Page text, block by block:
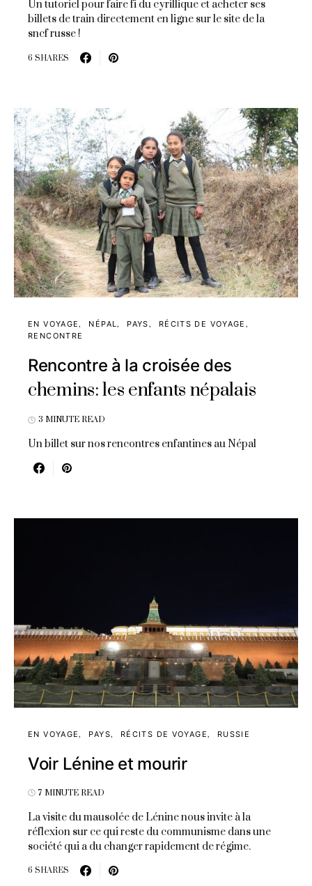
Un tutoriel pour faire fi du cyrillique et acheter ses
billets de train directement en ligne sur le site de la
sncf russe !
6 SHARES
EN VOYAGE NÉPAL PAYS
RÉCITS DE VOYAGE
RENCONTRE
Rencontre à la croisée des
chemins: les enfants népalais
3 MINUTE READ
Un billet sur nos rencontres enfantines au Népal
EN VOYAGE PAYS RÉCITS DE VOYAGE RUSSIE
Voir Lénine et mourir
7 MINUTE READ
La visite du mausolée de Lénine nous invite à la
réflexion sur ce qui reste du communisme dans une
société qui a du changer rapidement de régime.
6 SHARES